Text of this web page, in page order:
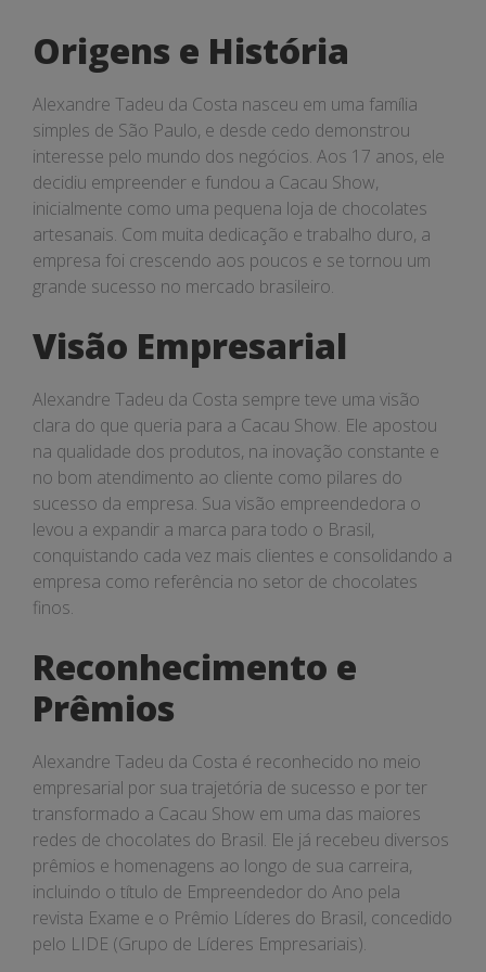
Origens e História
Alexandre Tadeu da Costa nasceu em uma família
simples de São Paulo, e desde cedo demonstrou
interesse pelo mundo dos negócios. Aos 17 anos, ele
decidiu empreender e fundou a Cacau Show,
inicialmente como uma pequena loja de chocolates
artesanais. Com muita dedicação e trabalho duro, a
empresa foi crescendo aos poucos e se tornou um
grande sucesso no mercado brasileiro.
Visão Empresarial
Alexandre Tadeu da Costa sempre teve uma visão
clara do que queria para a Cacau Show. Ele apostou
na qualidade dos produtos, na inovação constante e
no bom atendimento ao cliente como pilares do
sucesso da empresa. Sua visão empreendedora o
levou a expandir a marca para todo o Brasil,
conquistando cada vez mais clientes e consolidando a
empresa como referência no setor de chocolates
finos.
Reconhecimento e
Prêmios
Alexandre Tadeu da Costa é reconhecido no meio
empresarial por sua trajetória de sucesso e por ter
transformado a Cacau Show em uma das maiores
redes de chocolates do Brasil. Ele já recebeu diversos
prêmios e homenagens ao longo de sua carreira,
incluindo o título de Empreendedor do Ano pela
revista Exame e o Prêmio Líderes do Brasil, concedido
pelo LIDE (Grupo de Líderes Empresariais).